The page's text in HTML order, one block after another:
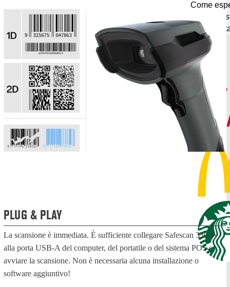
PLUG & PLAY
La scansione è immediata. È sufficiente collegare Safescan 330-W
alla porta USB-A del computer, del portatile o del sistema POS e
avviare la scansione. Non è necessaria alcuna installazione o
software aggiuntivo!
Come
nella